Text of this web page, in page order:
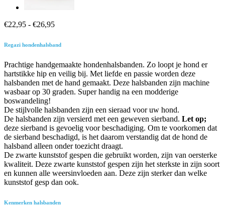
€22,95 - €26,95Prijsklasse:
tot
Regazi hondenhalsband
Prachtige handgemaakte hondenhalsbanden. Zo loopt je hond er
hartstikke hip en veilig bij. Met liefde en passie worden deze
halsbanden met de hand gemaakt. Deze halsbanden zijn machine
wasbaar op 30 graden. Super handig na een modderige
boswandeling!
De stijlvolle halsbanden zijn een sieraad voor uw hond.
De halsbanden zijn versierd met een geweven sierband. Let op;
deze sierband is gevoelig voor beschadiging. Om te voorkomen dat
de sierband beschadigd, is het daarom verstandig dat de hond de
halsband alleen onder toezicht draagt.
De zwarte kunststof gespen die gebruikt worden, zijn van oersterke
kwaliteit. Deze zwarte kunststof gespen zijn het sterkste in zijn soort
en kunnen alle weersinvloeden aan. Deze zijn sterker dan welke
kunststof gesp dan ook.
Kenmerken halsbanden